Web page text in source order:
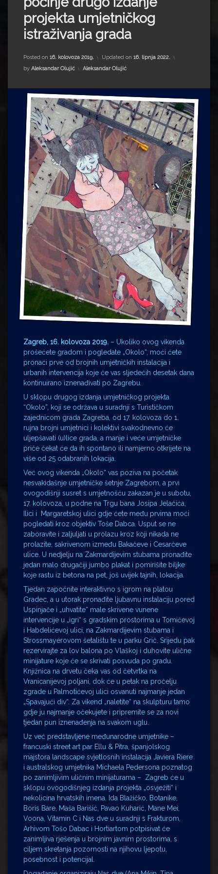
Impressum
Milenko Strižak
Drugi autori
Drugi autori
Ljiljana Lekanić-Kljaić
Željko Krznarić
Mario Lovreković
Miroslav Šantek
projekta umjetničkog
istraživanja grada
Posted on 16. kolovoza 2019. Updated on 16. lipnja 2022.
by Aleksandar Olujić Kategorije:
Aleksandar Olujić
Zagreb, 16. kolovoza 2019. – Ukoliko ovog vikenda
prošećete gradom i pogledate „Okolo“, moći ćete
pronaći prve od brojnih umjetničkih instalacija i
urbanih intervencija koje će vas sljedećih desetak dana
kontinuirano iznenađivati po Zagrebu.
U sklopu drugog izdanja umjetničkog projekta
“Okolo”, koji se održava u suradnji s Turističkom
zajednicom grada Zagreba, od 17. kolovoza do 1.
rujna brojni umjetnici i kolektivi svakodnevno će
uljepšavati (u)lice grada, a manje i veće umjetničke
priče čekat će da ih spontano ili namjerno otkrijete na
više od 25 odabranih lokacija.
Već ovog vikenda „Okolo“ vas poziva na početak
nesvakidašnje umjetničke šetnje Zagrebom, a prvi
ovogodišnji susret s umjetnošću zakazan je u subotu,
17. kolovoza, u podne na Trgu bana Josipa Jelačića,
Ilici i Margaretskoj ulici gdje ćete među prvima moći
pogledati kroz objektiv Toše Dabca. Usput se ne
zaboravite i zaljuljati u prolazu kroz koji nikada ne
prolazite, sakrivenom između Bakačeve i Cesarčeve
ulice. U nedjelju na Zakmardijevim stubama pronađite
jedan malo drugačiji jumbo plakat i pomirišite biljke
koje rastu iz betona na pet, još uvijek tajnih, lokacija.
Tjedan započnite interaktivno s igrom na platou
Gradec, a u utorak pronađite ljubavnu instalaciju pored
Uspinjače i „uhvatite“ male skrivene vunene
intervencije u „igri“ s gradskim prostorima u Tomićevoj
i Habdelićevoj ulici, na Zakmardijevim stubama i
Strossmayerovom šetalištu te u parku Grič. Srijedu pak
rezervirajte za lov balona po Vlaškoj i duhovite ulične
minijature koje će se skrivati posvuda po gradu.
Knjižnica na drvetu čeka vas od četvrtka na
Vranicanijevoj poljani, dok će u petak na pročelju
zgrade u Palmotićevoj ulici osvanuti najmanje jedan
„Spavajući div“. Za vikend „naletite“ na skulpturu tamo
gdje ju najmanje očekujete i pripremite se za novi
tjedan pun iznenađenja na svakom uglu.
Uz već predstavljene međunarodne umjetnike –
francuski street art par Ellu & Pitra, španjolskog
majstora landscape svjetlosnih instalacija Javiera Riere
i australskog umjetnika Michaela Pedersona poznatog
po zanimljivim uličnim minijaturama – Zagreb će u
sklopu ovogodišnjeg izdanja projekta „osvježiti“ i
nekolicina hrvatskih imena. Ida Blažičko, Botanike,
Boris Bare, Maša Barišić, Pavao Kuharić, Mane Mei,
Voona, Vitamin C i Nas dve u suradnji s Frakturom,
Arhivom Tošo Dabac i Hortiartom potpisivat će
zanimljiva rješenja u brojnim javnim prostorima, s
ciljem skretanja pozornosti na njihovu ljepotu,
posebnost i potencijal.